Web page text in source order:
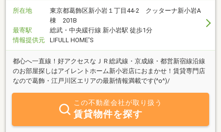
皆さまに信頼される住宅パートナーとして、安心・快適な暮らしを
お届けしてまいります。まずはお気軽にご相談ください。
所在地
東京都葛飾区新小岩１丁目44-2 クッターナ新小岩A
棟 201B
最寄駅
総武・中央緩行線 新小岩駅 徒歩1分
情報提供元
LIFULL HOME'S
都心へ一直線！好アクセスなＪＲ総武線・京成線・都営新宿線沿線
のお部屋探しはアイレントホーム新小岩店におまかせ！賃貸専門店
なので葛飾・江戸川区エリアの最新情報満載です(^o^)/
この不動産会社が取り扱う
賃貸物件を探す